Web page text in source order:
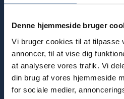
Denne hjemmeside bruger
Vi bruger cookies til at tilpasse
annoncer, til at vise dig
at analysere vores trafik. Vi
din brug af vores hjemmeside
for sociale medier,
en større misbrugsrisiko,
07. maj 2025 | INSOLVENS OG